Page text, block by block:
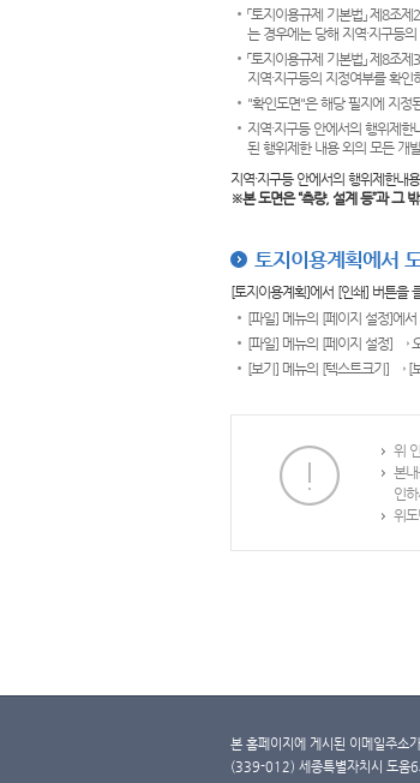
「토지이용규제 기본법」 제8조
는 경우에는 당해 지역·지구등
「토지이용규제 기본법」 제8조
지역·지구등의 지정여부를 확인
"확인도면"은 해당 필지에 지정
지역·지구등 안에서의 행위제
된 행위제한 내용 외의 모든 개
지역·지구등 안에서의 행위제한내
※본 도면은“측량, 설계 등”과 그
토지이용계획에서
[토지이용계획]에서 [인쇄] 버튼을
[파일] 메뉴의 [페이지 설정]에
[파일] 메뉴의 [페이지 설정] →
[보기] 메뉴의 [텍스트크기] → [
위
본
인
위
본 홈페이지에 게시된 이메일주소
(339-012) 세종특별자치시 도